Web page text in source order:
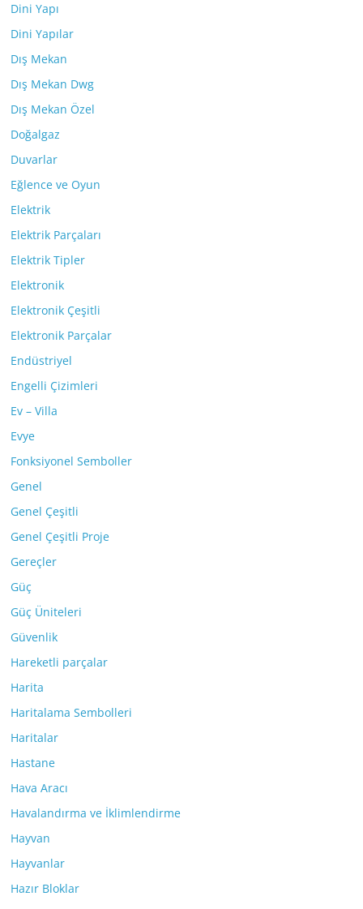
Dini Yapı
Dini Yapılar
Dış Mekan
Dış Mekan Dwg
Dış Mekan Özel
Doğalgaz
Duvarlar
Eğlence ve Oyun
Elektrik
Elektrik Parçaları
Elektrik Tipler
Elektronik
Elektronik Çeşitli
Elektronik Parçalar
Endüstriyel
Engelli Çizimleri
Ev – Villa
Evye
Fonksiyonel Semboller
Genel
Genel Çeşitli
Genel Çeşitli Proje
Gereçler
Güç
Güç Üniteleri
Güvenlik
Hareketli parçalar
Harita
Haritalama Sembolleri
Haritalar
Hastane
Hava Aracı
Havalandırma ve İklimlendirme
Hayvan
Hayvanlar
Hazır Bloklar